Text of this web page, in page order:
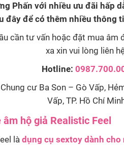
Phấn với nhiều ưu đãi hấp
đây để có thêm nhiều thông
cần tư vấn hoặc đặt mua âm
xa xin vui lòng liên
Hotline:
cư Ba Son – Gò Vấp,
Vấp, TP. Hồ Chí
hộ giả Realistic Feel
là dụng cụ sextoy dành cho